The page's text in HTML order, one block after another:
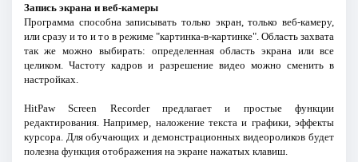
Запись экрана и веб-камеры
Программа способна записывать только экран, только веб-камеру,
или сразу и то и то в режиме "картинка-в-картинке". Область захвата
так же можно выбирать: определенная область экрана или все
целиком. Частоту кадров и разрешение видео можно сменить в
настройках.
HitPaw Screen Recorder предлагает и простые функции
редактирования. Например, наложение текста и графики, эффекты
курсора. Для обучающих и демонстрационных видеороликов будет
полезна функция отображения на экране нажатых клавиш.